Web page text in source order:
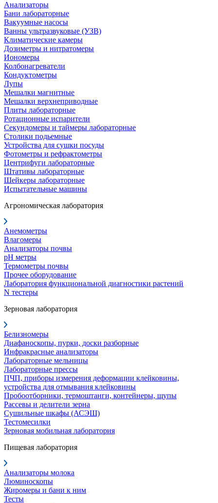
Анализаторы
Бани лабораторные
Вакуумные насосы
Ванны ультразвуковые (УЗВ)
Климатические камеры
Дозиметры и нитратомеры
Иономеры
Колбонагреватели
Кондуктометры
Лупы
Мешалки магнитные
Мешалки верхнеприводные
Плиты лабораторные
Ротационные испарители
Секундомеры и таймеры лабораторные
Столики подьемные
Устройства для сушки посуды
Фотометры и рефрактометры
Центрифуги лабораторные
Штативы лабораторные
Шейкеры лабораторные
Испытательные машины
Агрономическая лаборатория
Анемометры
Влагомеры
Анализаторы почвы
pH метры
Термометры почвы
Прочее оборудование
Лаборатория функциональной диагностики растений
N тестеры
Зерновая лаборатория
Белизномеры
Диафаноскопы, пурки, доски разборные
Инфракрасные анализаторы
Лабораторные мельницы
Лабораторные прессы
ПЧП, приборы измерения деформации клейковины,
устройства для отмывания клейковины
Пробоотборники, термоштанги, контейнеры, щупы
Рассевы и делители зерна
Сушильные шкафы (АСЭШ)
Тестомесилки
Зерновая мобильная лаборатория
Пищевая лаборатория
Анализаторы молока
Люминоскопы
Жиромеры и бани к ним
Тесты